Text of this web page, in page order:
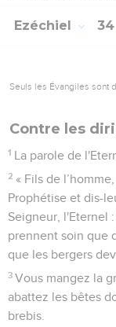
Ezéchiel 34
Seuls les Évangiles sont
Contre les
1 La parole de
2 « Fils de
Prophétise et dis-
Seigneur, l'Eternel
prennent soin que
que les bergers
3 Vous mangez la
abattez les bêtes
brebis.